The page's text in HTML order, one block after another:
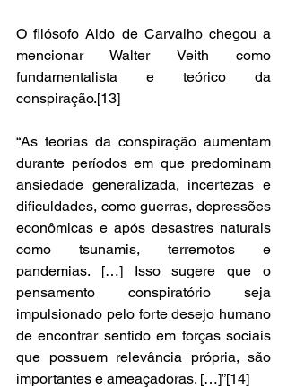
O filósofo Aldo de Carvalho chegou a
mencionar Walter Veith como
fundamentalista e teórico da
conspiração.[13]
“As teorias da conspiração aumentam
durante períodos em que predominam
ansiedade generalizada, incertezas e
dificuldades, como guerras, depressões
econômicas e após desastres naturais
como tsunamis, terremotos e
pandemias. […] Isso sugere que o
pensamento conspiratório seja
impulsionado pelo forte desejo humano
de encontrar sentido em forças sociais
que possuem relevância própria, são
importantes e ameaçadoras. […]”[14]